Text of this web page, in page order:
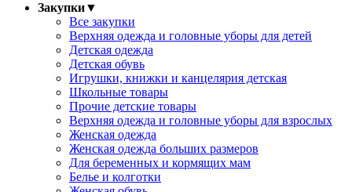
Закупки▼
Все закупки
Верхняя одежда и головные уборы для детей
Детская одежда
Детская обувь
Игрушки, книжки и канцелярия детская
Школьные товары
Прочие детские товары
Верхняя одежда и головные уборы для взрослых
Женская одежда
Женская одежда больших размеров
Для беременных и кормящих мам
Белье и колготки